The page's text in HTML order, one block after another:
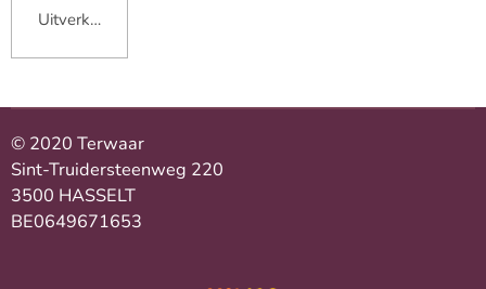
Uitverkocht
© 2020 Terwaar
Sint-Truidersteenweg 220
3500 HASSELT
BE0649671653